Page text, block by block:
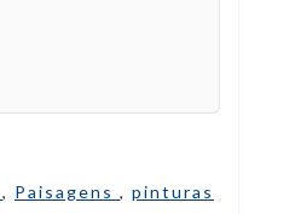
, Paisagens , pinturas